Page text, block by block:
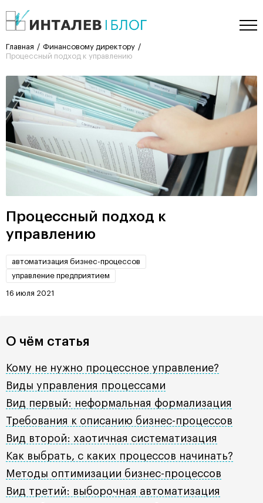
Главная
Финансовому директору
Процессный подход к управлению
Процессный подход к
управлению
автоматизация бизнес-процессов
управление предприятием
16 июля 2021
О чём статья
Кому не нужно процессное управление?
Виды управления процессами
Вид первый: неформальная формализация
Требования к описанию бизнес-процессов
Вид второй: хаотичная систематизация
Как выбрать, с каких процессов начинать?
Методы оптимизации бизнес-процессов
Вид третий: выборочная автоматизация